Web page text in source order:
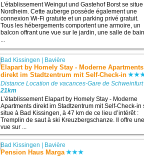
L'établissement Weingut und Gastehof Borst se situe
Nordheim. Cette auberge possède également une
connexion Wi-Fi gratuite et un parking privé gratuit.
Tous les hébergements comportent une armoire, un
balcon offrant une vue sur le jardin, une salle de
...
Bad Kissingen Bavière
Elapart by Homely Stay - Moderne Apartments
direkt im Stadtzentrum mit Self-Check-in
Distance Location de vacances-Gare de Schweinfurt
21km
L’établissement Elapart by Homely Stay - Moderne
Apartments direkt im Stadtzentrum mit Self-Check-in
situe à Bad Kissingen, à 47 km de ce lieu d’intérêt :
Tremplin de saut à ski Kreuzbergschanze. Il offre une
vue sur ...
Bad Kissingen Bavière
Pension Haus Marga